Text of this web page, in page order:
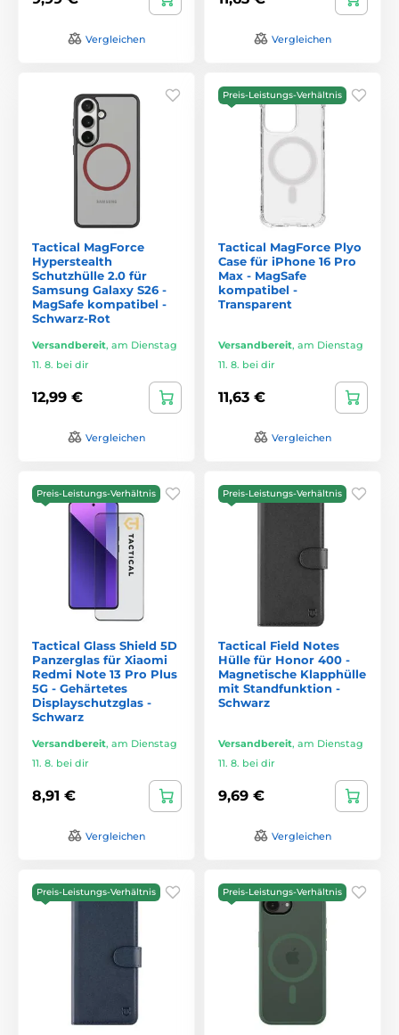
Vergleichen Vergleichen
Tactical MagForce
Hyperstealth
Schutzhülle 2.0 für
Samsung Galaxy S26 -
MagSafe kompatibel -
Schwarz-Rot
Versandbereit, am Dienstag
11. 8. bei dir
12,99 €
Vergleichen
Preis-Leistungs-Verhältnis
Tactical MagForce Plyo
Case für iPhone 16 Pro
Max - MagSafe
kompatibel -
Transparent
Versandbereit, am Dienstag
11. 8. bei dir
11,63 €
Vergleichen
Preis-Leistungs-Verhältnis
Tactical Glass Shield 5D
Panzerglas für Xiaomi
Redmi Note 13 Pro Plus
5G - Gehärtetes
Displayschutzglas -
Schwarz
Versandbereit, am Dienstag
11. 8. bei dir
8,91 €
Vergleichen
Preis-Leistungs-Verhältnis
Tactical Field Notes
Hülle für Honor 400 -
Magnetische Klapphülle
mit Standfunktion -
Schwarz
Versandbereit, am Dienstag
11. 8. bei dir
9,69 €
Vergleichen
Preis-Leistungs-Verhältnis Preis-Leistungs-Verhältnis